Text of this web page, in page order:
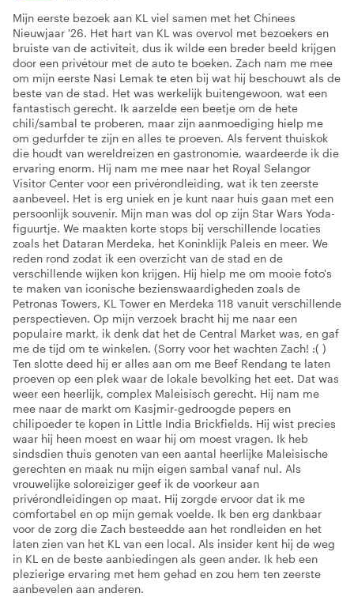
Mijn eerste bezoek aan KL viel samen met het Chinees
Nieuwjaar '26. Het hart van KL was overvol met bezoekers en
bruiste van de activiteit, dus ik wilde een breder beeld krijgen
door een privétour met de auto te boeken. Zach nam me mee
om mijn eerste Nasi Lemak te eten bij wat hij beschouwt als de
beste van de stad. Het was werkelijk buitengewoon, wat een
fantastisch gerecht. Ik aarzelde een beetje om de hete
chili/sambal te proberen, maar zijn aanmoediging hielp me
om gedurfder te zijn en alles te proeven. Als fervent thuiskok
die houdt van wereldreizen en gastronomie, waardeerde ik die
ervaring enorm. Hij nam me mee naar het Royal Selangor
Visitor Center voor een privérondleiding, wat ik ten zeerste
aanbeveel. Het is erg uniek en je kunt naar huis gaan met een
persoonlijk souvenir. Mijn man was dol op zijn Star Wars Yoda-
figuurtje. We maakten korte stops bij verschillende locaties
zoals het Dataran Merdeka, het Koninklijk Paleis en meer. We
reden rond zodat ik een overzicht van de stad en de
verschillende wijken kon krijgen. Hij hielp me om mooie foto's
te maken van iconische bezienswaardigheden zoals de
Petronas Towers, KL Tower en Merdeka 118 vanuit verschillende
perspectieven. Op mijn verzoek bracht hij me naar een
populaire markt, ik denk dat het de Central Market was, en gaf
me de tijd om te winkelen. (Sorry voor het wachten Zach! :( )
Ten slotte deed hij er alles aan om me Beef Rendang te laten
proeven op een plek waar de lokale bevolking het eet. Dat was
weer een heerlijk, complex Maleisisch gerecht. Hij nam me
mee naar de markt om Kasjmir-gedroogde pepers en
chilipoeder te kopen in Little India Brickfields. Hij wist precies
waar hij heen moest en waar hij om moest vragen. Ik heb
sindsdien thuis genoten van een aantal heerlijke Maleisische
gerechten en maak nu mijn eigen sambal vanaf nul. Als
vrouwelijke soloreiziger geef ik de voorkeur aan
privérondleidingen op maat. Hij zorgde ervoor dat ik me
comfortabel en op mijn gemak voelde. Ik ben erg dankbaar
voor de zorg die Zach besteedde aan het rondleiden en het
laten zien van het KL van een local. Als insider kent hij de weg
in KL en de beste aanbiedingen als geen ander. Ik heb een
plezierige ervaring met hem gehad en zou hem ten zeerste
aanbevelen aan anderen.